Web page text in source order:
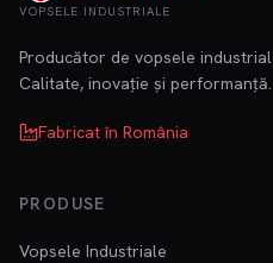
VOPSELE INDUSTRIALE
Producător de vopsele
Calitate, inovație și performanță.
Fabricat în România
PRODUSE
Vopsele Industriale